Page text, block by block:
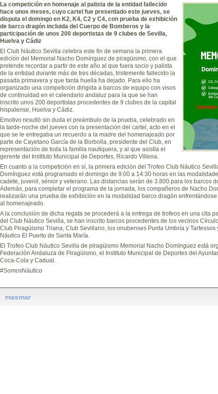
La competición en homenaje al palista de la entidad fallecido
hace unos meses, cuyo cartel fue presentado este jueves, se
disputa el domingo en K2, K4, C2 y C4, con prueba de exhibición
de barco dragón incluida del Cuerpo de Bomberos y la
participación de unos 200 deportistas de 9 clubes de Sevilla,
Huelva y Cádiz
El Club Náutico Sevilla celebra este fin de semana la primera
edición del Memorial Nacho Domínguez de piragüismo, con el que
pretende recordar a partir de este año al que fuera socio y palista
de la entidad durante más de tres décadas, tristemente fallecido la
pasada primavera y que tanta huella ha dejado. Para ello ha
organizado una competición dirigida a barcos de equipo con visos
de continuidad en el calendario andaluz para la que se han
inscrito unos 200 deportistas procedentes de 9 clubes de la capital
hispalense, Huelva y Cádiz.
Emotivo resultó sin duda el preámbulo de la prueba, celebrado en
la tarde-noche del jueves con la presentación del cartel, acto en el
que se le entregaba un recuerdo a la madre del homenajeado por
parte de Cayetano García de la Borbolla, presidente del Club, en
representación de toda la familia nautiquera, y al que asistía el
gerente del Instituto Municipal de Deportes, Ricardo Villena.
En cuanto a la competición en sí, la primera edición del Trofeo Club Náutico
Domínguez está programado el domingo de 9:00 a 14:30 horas en las
cadete, juvenil, sénior y veterano. Las distancias serán de 3.800 para los barcos
Además, para completar el programa de la jornada, los compañeros de Nacho
realizarán una prueba de exhibición en la modalidad barco dragón
al homenajeado.
A la conclusión de dicha regata se procederá a la entrega de trofeos en una cita
del Club Náutico Sevilla, se han inscrito barcos procedentes de los vecinos
Club Piragüismo Triana, Club Sevillano, los onubenses Punta Umbría y
Náutico El Puerto de Santa María.
El Trofeo Club Náutico Sevilla de piragüismo Memorial Nacho Domínguez está
Federación Andaluza de Piragüismo, el Instituto Municipal de Deportes del
Coca-Cola y Cadual.
#SomosNáutico
masmar